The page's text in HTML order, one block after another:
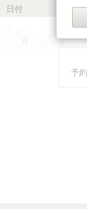
日付
火
予